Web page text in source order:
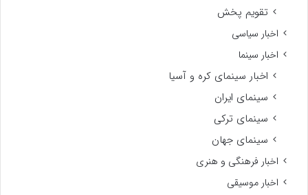
تقویم پخش
اخبار سیاسی
اخبار سینما
اخبار سینمای کره و آسیا
سینمای ایران
سینمای ترکی
سینمای جهان
اخبار فرهنگی و هنری
اخبار موسیقی